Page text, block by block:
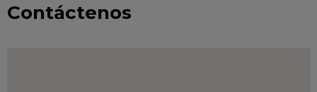
Contáctenos